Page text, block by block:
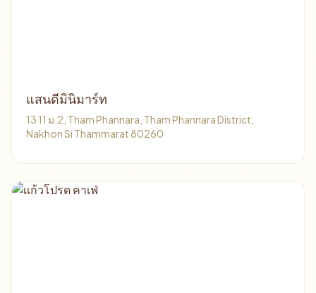
แสนดีมินิมาร์ท
13 11 ม.2, Tham Phannara, Tham Phannara District,
Nakhon Si Thammarat 80260